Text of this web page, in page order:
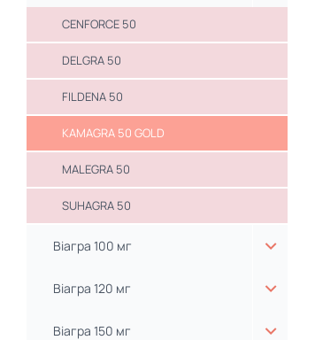
CENFORCE 50
DELGRA 50
FILDENA 50
KAMAGRA 50 GOLD
MALEGRA 50
SUHAGRA 50
Віагра 100 мг
Віагра 120 мг
Віагра 150 мг